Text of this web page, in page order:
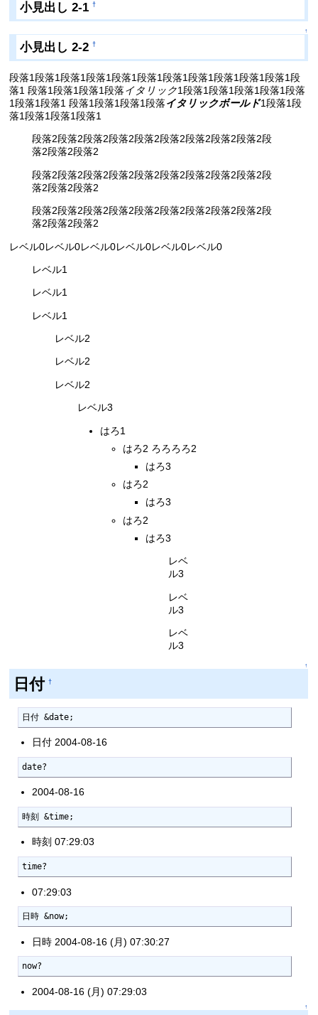
小見出し 2-1 †
↑
小見出し 2-2 †
段落1段落1段落1段落1段落1段落1段落1段落1段落1段落1段落1段
落1 段落1段落1段落1段落イタリック1段落1段落1段落1段落1段落
1段落1段落1 段落1段落1段落1段落イタリックボールド1段落1段
落1段落1段落1段落1
段落2段落2段落2段落2段落2段落2段落2段落2段落2段
落2段落2段落2
段落2段落2段落2段落2段落2段落2段落2段落2段落2段
落2段落2段落2
段落2段落2段落2段落2段落2段落2段落2段落2段落2段
落2段落2段落2
レベル0レベル0レベル0レベル0レベル0レベル0
レベル1
レベル1
レベル1
レベル2
レベル2
レベル2
レベル3
はろ1
はろ2 ろろろろ2
はろ3
はろ2
はろ3
はろ2
はろ3
レベ
ル3
レベ
ル3
レベ
ル3
↑
日付 †
日付 &date;
日付 2004-08-16
date?
2004-08-16
時刻 &time;
時刻 07:29:03
time?
07:29:03
日時 &now;
日時 2004-08-16 (月) 07:30:27
now?
2004-08-16 (月) 07:29:03
↑